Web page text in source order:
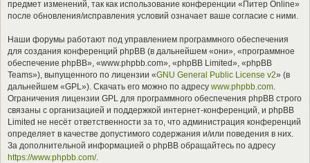
предмет изменений, так как использование конференции «Питер Online»
после обновления/исправления условий означает ваше согласие с ними.
Наши форумы работают под управлением программного обеспечения
для создания конференций phpBB (в дальнейшем «они», «программное
обеспечение phpBB», «www.phpbb.com», «phpBB Limited», «phpBB
Teams»), выпущенного по лицензии «GNU General Public License v2» (в
дальнейшем «GPL»). Скачать его можно по адресу www.phpbb.com.
Ограничения лицензии GPL для программного обеспечения phpBB строго
связаны с организацией и поддержкой интернет-конференций, и phpBB
Limited не несёт ответственности за то, что администрация конференций
определяет в качестве допустимого содержания и/или поведения в них.
За дополнительной информацией о phpBB обращайтесь по адресу
https://www.phpbb.com/.